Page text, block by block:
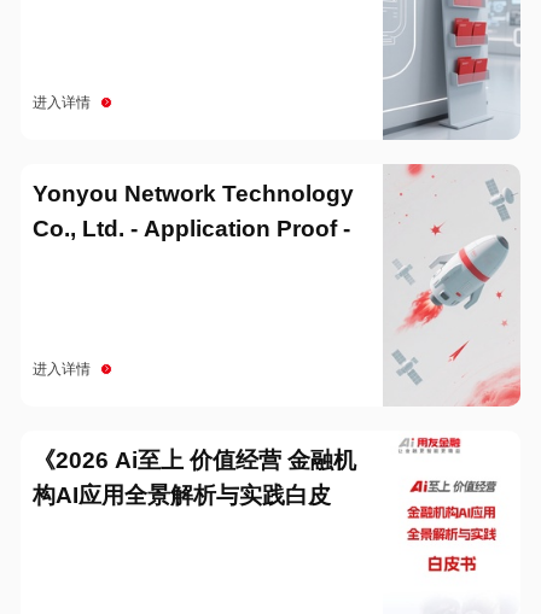
进入详情
Yonyou Network Technology
Co., Ltd. - Application Proof -
进入详情
《2026 Ai至上 价值经营 金融机
构AI应用全景解析与实践白皮